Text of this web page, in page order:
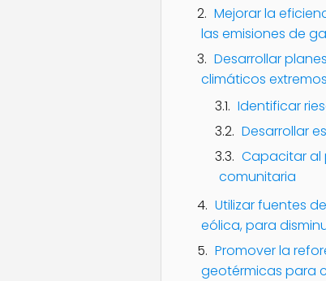
Mejorar la
las emisiones de
Desarrollar
climáticos extremos
Identificar
Desarrollar
Capacitar al
comunitaria
Utilizar fuentes
eólica, para
Promover la
geotérmicas para